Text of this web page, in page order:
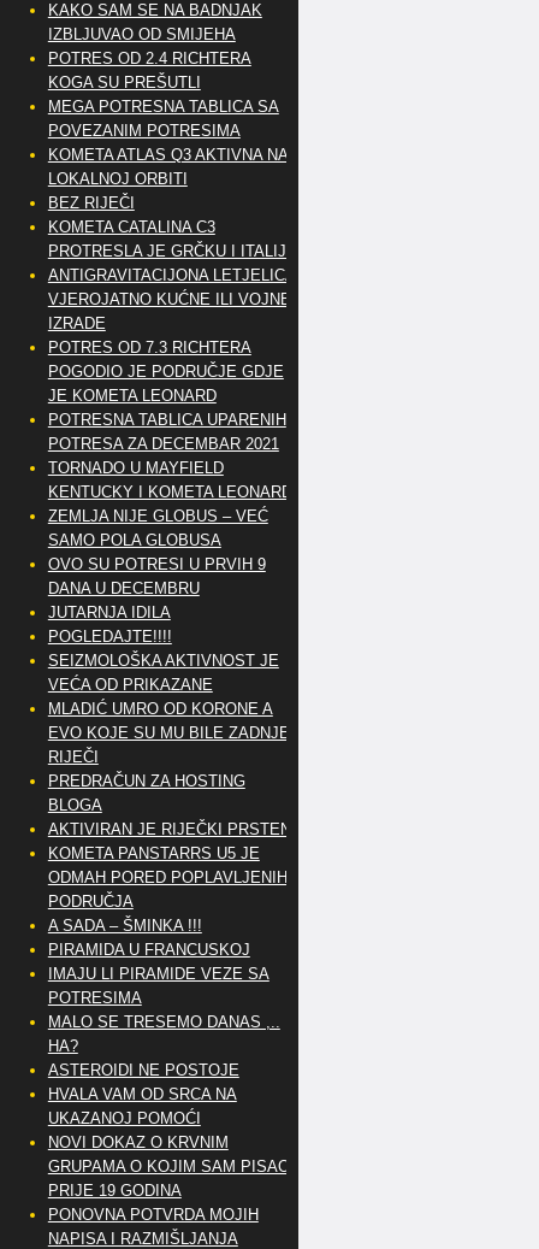
KAKO SAM SE NA BADNJAK
IZBLJUVAO OD SMIJEHA
POTRES OD 2.4 RICHTERA
KOGA SU PREŠUTLI
MEGA POTRESNA TABLICA SA
POVEZANIM POTRESIMA
KOMETA ATLAS Q3 AKTIVNA NA
LOKALNOJ ORBITI
BEZ RIJEČI
KOMETA CATALINA C3
PROTRESLA JE GRČKU I ITALIJU
ANTIGRAVITACIJONA LETJELICA
VJEROJATNO KUĆNE ILI VOJNE
IZRADE
POTRES OD 7.3 RICHTERA
POGODIO JE PODRUČJE GDJE
JE KOMETA LEONARD
POTRESNA TABLICA UPARENIH
POTRESA ZA DECEMBAR 2021
TORNADO U MAYFIELD
KENTUCKY I KOMETA LEONARD
ZEMLJA NIJE GLOBUS – VEĆ
SAMO POLA GLOBUSA
OVO SU POTRESI U PRVIH 9
DANA U DECEMBRU
JUTARNJA IDILA
POGLEDAJTE!!!!
SEIZMOLOŠKA AKTIVNOST JE
VEĆA OD PRIKAZANE
MLADIĆ UMRO OD KORONE A
EVO KOJE SU MU BILE ZADNJE
RIJEČI
PREDRAČUN ZA HOSTING
BLOGA
AKTIVIRAN JE RIJEČKI PRSTEN
KOMETA PANSTARRS U5 JE
ODMAH PORED POPLAVLJENIH
PODRUČJA
A SADA – ŠMINKA !!!
PIRAMIDA U FRANCUSKOJ
IMAJU LI PIRAMIDE VEZE SA
POTRESIMA
MALO SE TRESEMO DANAS ,..
HA?
ASTEROIDI NE POSTOJE
HVALA VAM OD SRCA NA
UKAZANOJ POMOĆI
NOVI DOKAZ O KRVNIM
GRUPAMA O KOJIM SAM PISAO
PRIJE 19 GODINA
PONOVNA POTVRDA MOJIH
NAPISA I RAZMIŠLJANJA